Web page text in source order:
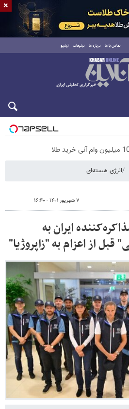
تماس با ما درباره ما تبلیغات آرشیو
انرژی هسته‌ای
۷ شهریور ۱۴۰۱ - ۱۶:۴۰
ایران به
از اعزام به "زاپروژیا"
×